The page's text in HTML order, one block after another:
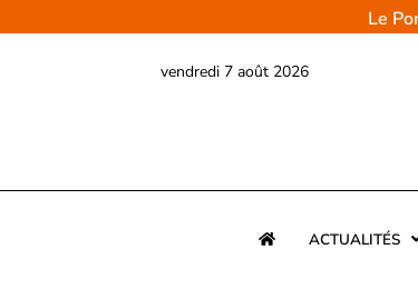
au
Le
vendredi 7 août 2026
ACTUALITÉS